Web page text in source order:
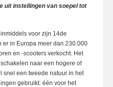
uit instellingen van soepel tot
voor zijn 14de
in Europa meer dan 230.000
en -scooters verkocht. Het
naar een hogere of
snel een tweede natuur in het
gebruikt: één voor het